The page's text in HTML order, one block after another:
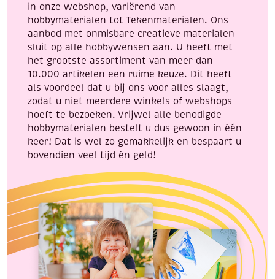
in onze webshop, variërend van
hobbymaterialen tot Tekenmaterialen. Ons
aanbod met onmisbare creatieve materialen
sluit op alle hobbywensen aan. U heeft met
het grootste assortiment van meer dan
10.000 artikelen een ruime keuze. Dit heeft
als voordeel dat u bij ons voor alles slaagt,
zodat u niet meerdere winkels of webshops
hoeft te bezoeken. Vrijwel alle benodigde
hobbymaterialen bestelt u dus gewoon in één
keer! Dat is wel zo gemakkelijk en bespaart u
bovendien veel tijd én geld!